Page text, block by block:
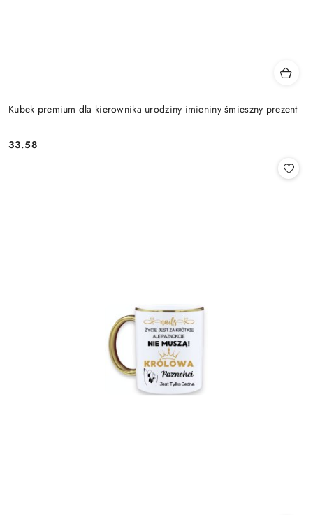
Kubek premium dla kierownika urodziny imieniny śmieszny prezent
Cena:
33.58